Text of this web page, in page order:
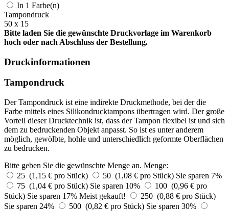
In 1 Farbe(n)
Tampondruck
50 x 15
Bitte laden Sie die gewünschte Druckvorlage im Warenkorb
hoch oder nach Abschluss der Bestellung.
Druckinformationen
Tampondruck
Der Tampondruck ist eine indirekte Druckmethode, bei der die
Farbe mittels eines Silikondrucktampons übertragen wird. Der große
Vorteil dieser Drucktechnik ist, dass der Tampon flexibel ist und sich
dem zu bedruckenden Objekt anpasst. So ist es unter anderem
möglich, gewölbte, hohle und unterschiedlich geformte Oberflächen
zu bedrucken.
Bitte geben Sie die gewünschte Menge an. Menge:
25 (1,15 € pro Stück)
50 (1,08 € pro Stück) Sie sparen 7%
75 (1,04 € pro Stück) Sie sparen 10%
100 (0,96 € pro
Stück) Sie sparen 17% Meist gekauft!
250 (0,88 € pro Stück)
Sie sparen 24%
500 (0,82 € pro Stück) Sie sparen 30%